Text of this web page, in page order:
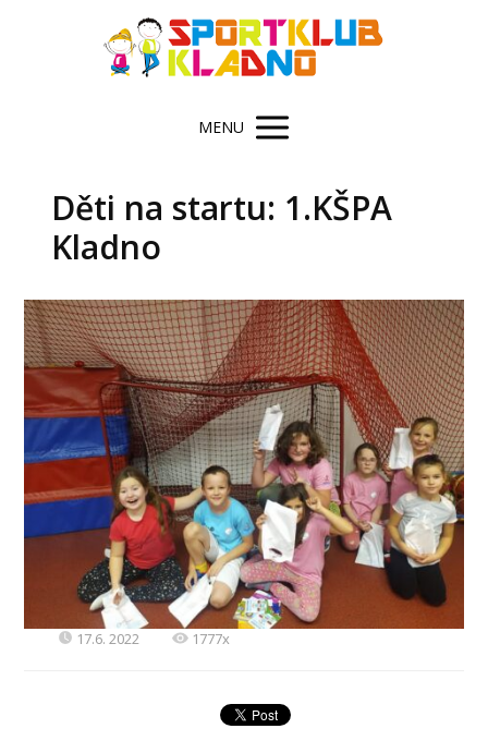
MENU
Děti na startu: 1.KŠPA
Kladno
17.6. 2022 1777x